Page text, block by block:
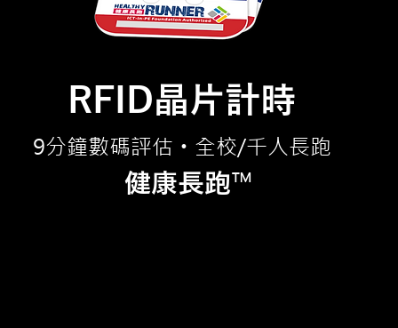
RFID晶片計時
9分鐘數碼評估 ・ 全校/千人長跑
健康長跑™